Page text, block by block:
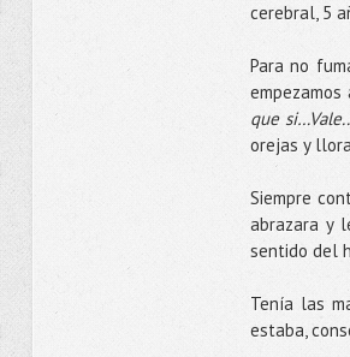
cerebral, 5
Para no
que
orejas y
Siempre
abrazara y
sentido del
Tenía las
estaba,